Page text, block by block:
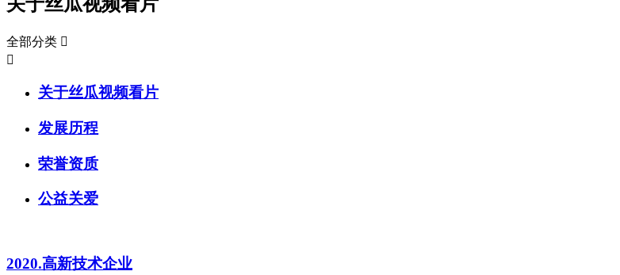
全部分类 

关于丝瓜视频看片
发展历程
荣誉资质
公益关爱
2020.高新技术企业